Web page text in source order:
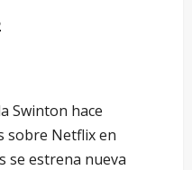
Swinton hace
sobre Netflix en
se estrena nueva